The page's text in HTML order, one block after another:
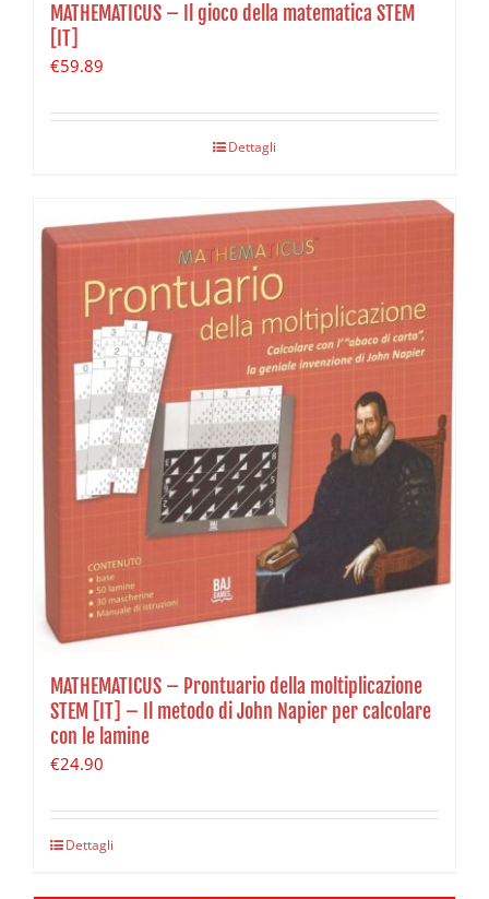
MATHEMATICUS – Il gioco della matematica STEM
[IT]
€59.89
Dettagli
MATHEMATICUS – Prontuario della moltiplicazione
STEM [IT] – Il metodo di John Napier per calcolare
con le lamine
€24.90
Dettagli